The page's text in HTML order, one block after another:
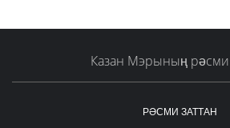
Казан Мэрының
РӘСМИ ЗАТТАН